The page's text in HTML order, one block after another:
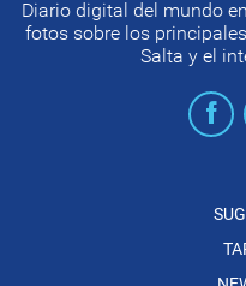
Diario digital del mundo
fotos sobre los
Salta y el